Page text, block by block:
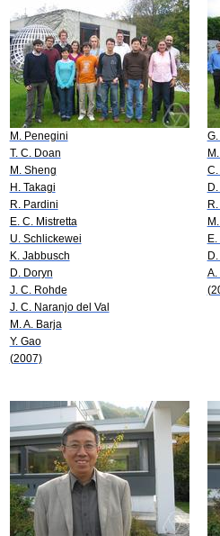
M. Penegini
T. C. Doan
M. Sheng
H. Takagi
R. Pardini
E. C. Mistretta
U. Schlickewei
K. Jabbusch
D. Doryn
J. C. Rohde
J. C. Naranjo del Val
M. A. Barja
Y. Gao
(2007)
C.
A.